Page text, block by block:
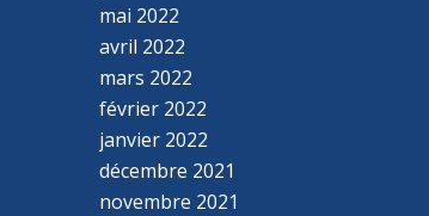
mai 2022
avril 2022
mars 2022
février 2022
janvier 2022
décembre 2021
novembre 2021